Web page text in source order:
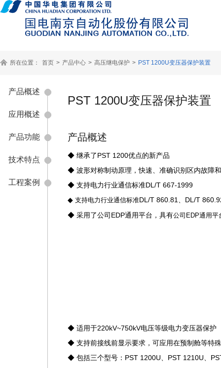
所在位置： 首页 > 产品中心 > 高压继电保护 > PST 1200U变压器保护装置
产品概述
应用概述
产品功能
技术特点
工程案例
PST 1200U变压器保护装置
产品概述
◆ 继承了PST 1200优点的新产品
◆ 波形对称制动原理，快速、准确识别区内故障
◆ 支持电力行业通信标准DL/T 667-1999
◆ 支持电力行业通信标准DL/T 860.81、DL/T
◆ 采用了公司EDP通用平台，具有公司EDP通用平
◆ 适用于220kV~750kV电压等级电力变压器保护
◆ 支持前接线前显示要求，可应用在预制舱等特
◆ 包括三个型号：PST 1200U、PST 1210U、